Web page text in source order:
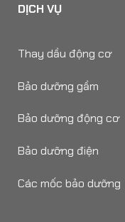
DỊCH VỤ
Thay dầu động cơ
Bảo dưỡng gầm
Bảo dưỡng động cơ
Bảo dưỡng điện
Các mốc bảo dưỡng